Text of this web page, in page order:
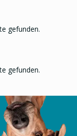
gefunden.
gefunden.